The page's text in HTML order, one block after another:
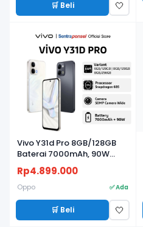
🛒 Beli 🤍
Vivo Y31d Pro 8GB/128GB
Baterai 7000mAh, 90W
FlashCharge, Kamera 50MP
Rp4.899.000
Oppo ✅ Ada
🛒 Beli 🤍